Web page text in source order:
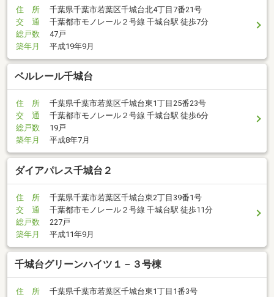
住 所
千葉県千葉市若葉区千城台北4丁目7番21号
交 通
千葉都市モノレール２号線 千城台駅 徒歩7分
総戸数
47戸
築年月
平成19年9月
ベルレール千城台
住 所
千葉県千葉市若葉区千城台東1丁目25番23号
交 通
千葉都市モノレール２号線 千城台駅 徒歩6分
総戸数
19戸
築年月
平成8年7月
ダイアパレス千城台２
住 所
千葉県千葉市若葉区千城台東2丁目39番1号
交 通
千葉都市モノレール２号線 千城台駅 徒歩11分
総戸数
227戸
築年月
平成11年9月
千城台グリーンハイツ１－３号棟
住 所
千葉県千葉市若葉区千城台東1丁目1番3号